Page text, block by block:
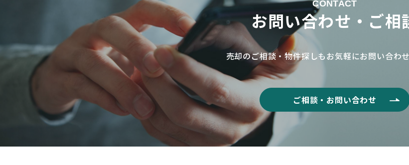
CONTACT
お問い合わせ・ご相
売却のご相談・物件探しもお気軽にお問い合わ
ご相談・お問い合わせ